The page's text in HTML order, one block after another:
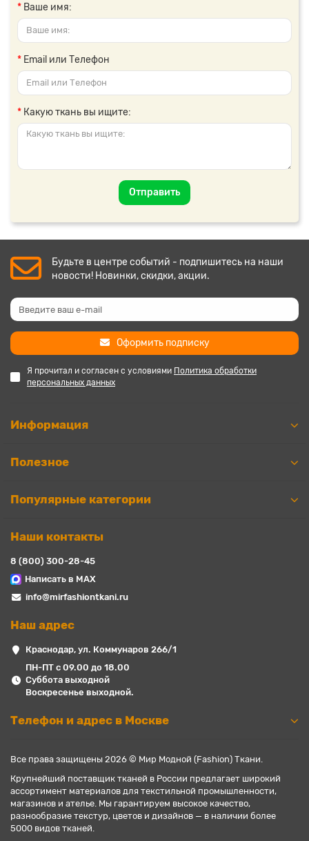
Ваше имя:
Email или Телефон
Какую ткань вы ищите:
Отправить
Будьте в центре событий - подпишитесь на наши
новости! Новинки, скидки, акции.
Оформить подписку
Я прочитал и согласен с условиями Политика обработки
персональных данных
Информация
Полезное
Популярные категории
Наши контакты
8 (800) 300-28-45
Написать в MAX
info@mirfashiontkani.ru
Наш адрес
Краснодар, ул. Коммунаров 266/1
ПН-ПТ с 09.00 до 18.00
Суббота выходной
Воскресенье выходной.
Телефон и адрес в Москве
Все права защищены 2026 © Мир Модной (Fashion) Ткани.
Крупнейший поставщик тканей в России предлагает широкий
ассортимент материалов для текстильной промышленности,
магазинов и ателье. Мы гарантируем высокое качество,
разнообразие текстур, цветов и дизайнов — в наличии более
5000 видов тканей.